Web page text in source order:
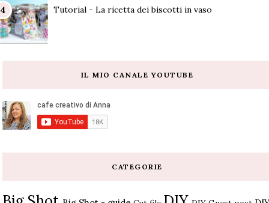
Tutorial - La ricetta dei biscotti in vaso
IL MIO CANALE YOUTUBE
CATEGORIE